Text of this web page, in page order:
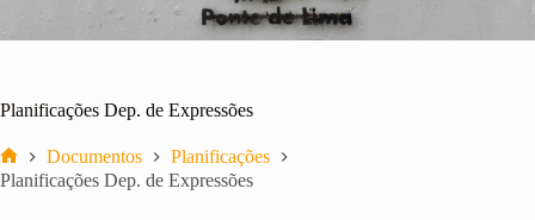
Planificações Dep. de Expressões
Início
Documentos
Planificações
Planificações Dep. de Expressões